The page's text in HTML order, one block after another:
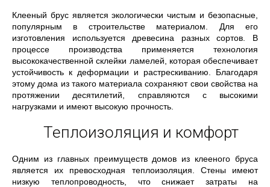
Клееный брус является экологически чистым и безопасные,
популярным в строительстве материалом. Для его
изготовления используется древесина разных сортов. В
процессе производства применяется технология
высококачественной склейки ламелей, которая обеспечивает
устойчивость к деформации и растрескиванию. Благодаря
этому дома из такого материала сохраняют свои свойства на
протяжении десятилетий, справляются с высокими
нагрузками и имеют высокую прочность.
Теплоизоляция и комфорт
Одним из главных преимуществ домов из клееного бруса
является их превосходная теплоизоляция. Стены имеют
низкую теплопроводность, что снижает затраты на